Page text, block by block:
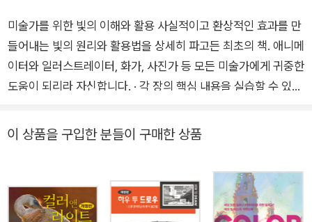
미술가를 위한 빛의 이해와 활용 사실적이고 환상적인 효과를 만
들어내는 빛의 원리와 활용법을 상세히 파고든 최초의 책. 애니메
이터와 일러스트레이터, 화가, 사진가 등 모든 미술가에게 귀중한
도움이 되리라 자신합니다. · 각 장의 핵심 내용을 실습할 수 있는
장 수록 · 매체를 막론한 모든 미술 분야의 학생과 실무자에게 유
이 상품을 구입한 분들이 구매한 상품